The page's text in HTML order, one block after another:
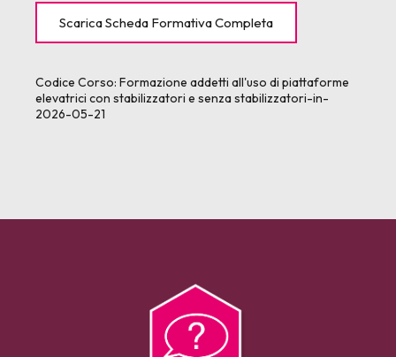
Scarica Scheda Formativa Completa
Codice Corso: Formazione addetti all'uso di piattaforme
elevatrici con stabilizzatori e senza stabilizzatori-in-
2026-05-21